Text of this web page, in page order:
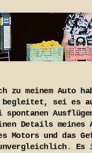
zu meinem Auto
begleitet, sei es
spontanen
Details meines
Motors und das
unvergleichlich.